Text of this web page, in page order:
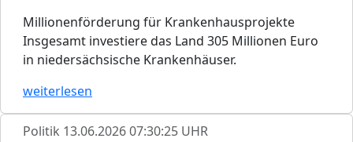
Millionenförderung für Krankenhausprojekte
Insgesamt investiere das Land 305 Millionen Euro
in niedersächsische Krankenhäuser.
weiterlesen
Politik 13.06.2026 07:30:25 UHR